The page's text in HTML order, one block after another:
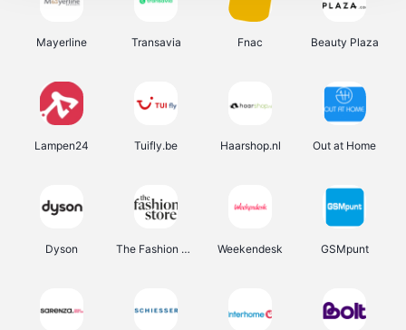
Mayerline Transavia Fnac Beauty Plaza
Lampen24 Tuifly.be Haarshop.nl Out at Home
Dyson The Fashion Store Weekendesk GSMpunt